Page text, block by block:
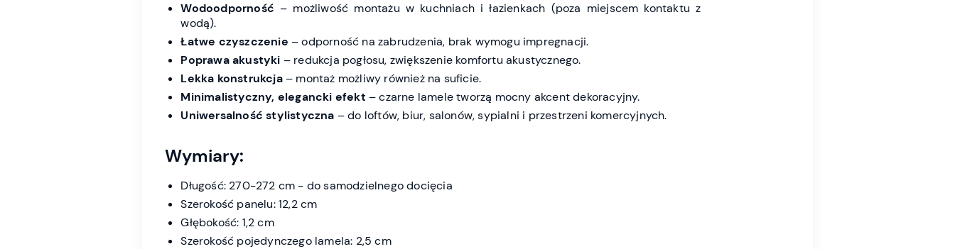
Wodoodporność – możliwość montażu w kuchniach i łazienkach (poza miejscem kontaktu z
wodą).
Łatwe czyszczenie – odporność na zabrudzenia, brak wymogu impregnacji.
Poprawa akustyki – redukcja pogłosu, zwiększenie komfortu akustycznego.
Lekka konstrukcja– montaż możliwy również na suficie.
Minimalistyczny, elegancki efekt – czarne lamele tworzą mocny akcent dekoracyjny.
Uniwersalność stylistyczna – do loftów, biur, salonów, sypialni i przestrzeni komercyjnych.
Wymiary:
Długość: 270-272 cm - do samodzielnego docięcia
Szerokość panelu: 12,2 cm
Głębokość: 1,2 cm
Szerokość pojedynczego lamela: 2,5 cm